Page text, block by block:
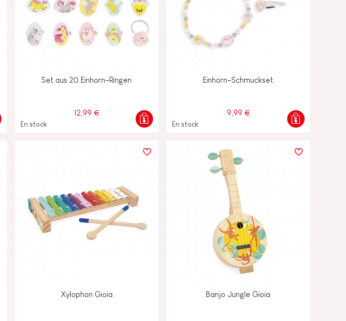
Set aus 20 Einhorn-Ringen
12,99 €
En stock
Einhorn-Schmuckset
9,99 €
En stock
Xylophon Gioia Banjo Jungle Gioia